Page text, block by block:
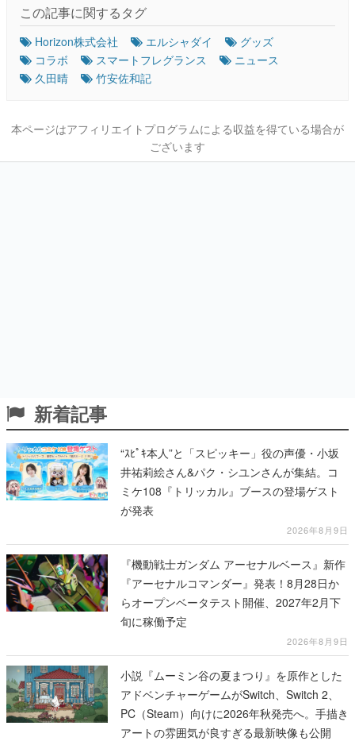
この記事に関するタグ
Horizon株式会社 エルシャダイ
グッズ
コラボ
スマートフレグランス
ニュース
久田晴
竹安佐和記
本ページはアフィリエイトプログラムによる収益を得ている場合が
ございます
新着記事
“ｽﾋﾟｷ本人”と「スピッキー」役の声優・小坂
井祐莉絵さん&パク・シユンさんが集結。コ
ミケ108『トリッカル』ブースの登場ゲスト
が発表
2026年8月9日
『機動戦士ガンダム アーセナルベース』新作
『アーセナルコマンダー』発表！8月28日か
らオープンベータテスト開催、2027年2月下
旬に稼働予定
2026年8月9日
小説『ムーミン谷の夏まつり』を原作とした
アドベンチャーゲームがSwitch、Switch 2、
PC（Steam）向けに2026年秋発売へ。手描き
アートの雰囲気が良すぎる最新映像も公開